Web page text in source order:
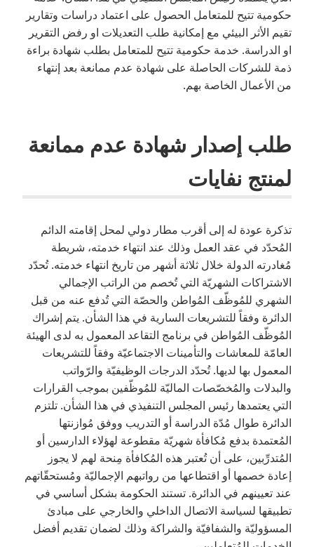
حكومية تتيح للمتعامل الحصول على اعتماد دراسات وتقارير
تقيم الأثر البيئي مع إمكانية طلب التعديلات او رفض التقرير
او الدراسة. خدمة حكومية تتيح للمتعامل بطلب شهادة براءة
ذمة للشركات الحاصلة على شهادة عدم ممانعة بعد إنتهاء
من الأعمال الخاصة بهم.
طلب إصدار شهادة عدم ممانعة
لمنتج نفايات
تذكرة عودة له إلى أقرب مطار دولي لمحل إقامته الدائم
المُحدّد في عقد العمل وذلك عند انتهاء خدمته، شريطة
مُغادرته الدولة خلال ثلاثة أشهر من تاريخ انتهاء خدمته. تُحدّد
الاشتراكات الشهريّة التي تُخصم من الراتب الإجمالي
الشهري للمُوظّف المُواطن والحصّة التي تُدفع عنه من قبل
الدائرة وفقاً للتشريعات السارية في هذا الشأن. يتم إشراك
المُوظّف المُواطن في برنامج التقاعد المعمول به لدى الهيئة
العامّة للمعاشات والتأمينات الاجتماعيّة وفقاً للتشريعات
المعمول بها لديها. تُحدّد الدرجات الوظيفيّة والرّواتب
والبدلات والمُخصّصات الماليّة للمُوظّفين بموجب القرارات
التي يعتمدها رئيس المجلس التنفيذي في هذا الشأن. تلتزم
الدائرة طوال مُدّة الدراسة أو التدريب ووفق مُوازنتها
المُعتمدة بدفع مُكافأة شهريّة مقطوعة لهؤلاء الدارسين أو
المُتدرِّبين، على أن تُعتبر هذه المُكافأة مِنحة لهم لا يجوز
إعادة خصمها أو اقتطاعها من رواتبهم الإجماليّة ومُستحقّاتهم
عند تعيينهم في الدائرة. تستند الحكومة بشكل أساسي في
تطبيقها لسياسة الاتصال الداخلي والخارجي على مبادئ
المسؤوليّة والشفافيّة والشراكة وذلك لضمان تقديم أفضل